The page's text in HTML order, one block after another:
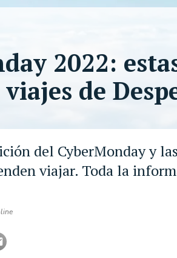
del CyberMonday y
viajar. Toda la
2022:
de